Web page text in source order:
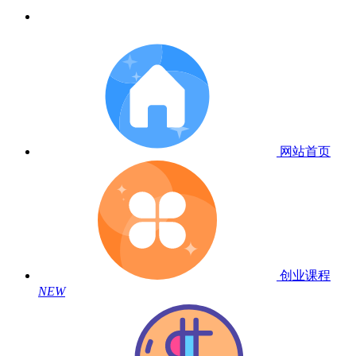
网站首页
创业课程
NEW